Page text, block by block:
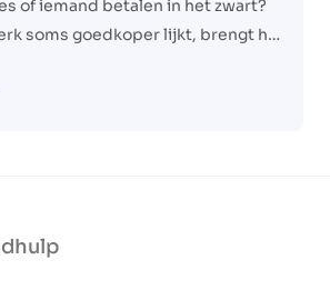
of iemand betalen in het zwart?
soms goedkoper lijkt, brengt het
veilige, legale en voordelige